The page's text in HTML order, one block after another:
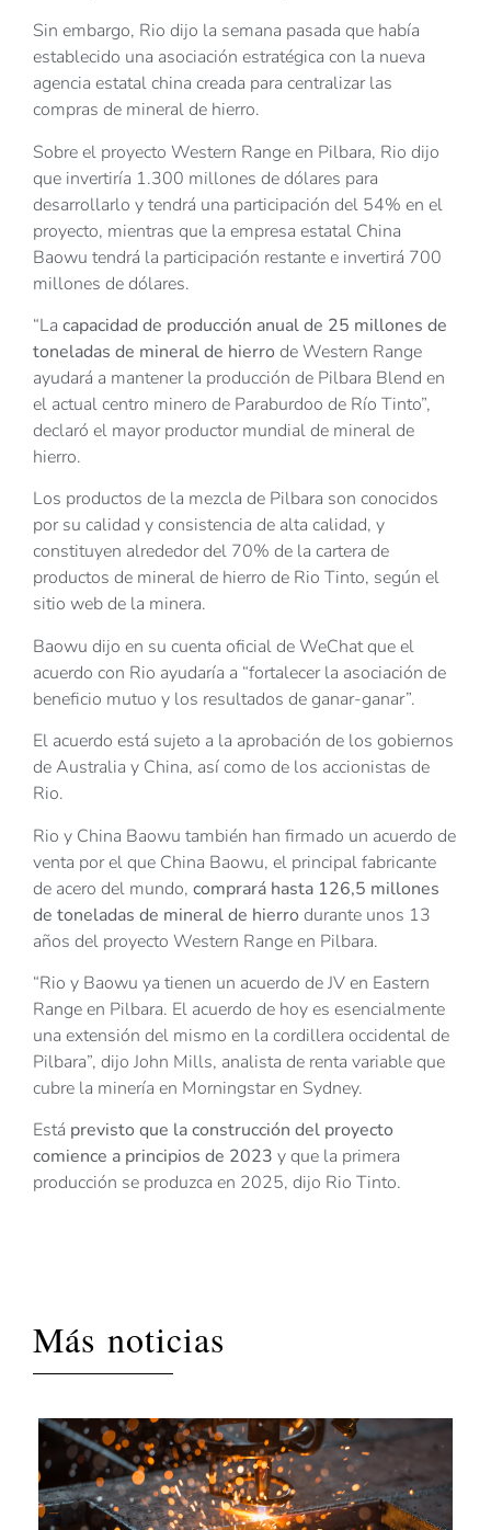
Sin embargo, Rio dijo la semana pasada que había
establecido una asociación estratégica con la nueva
agencia estatal china creada para centralizar las
compras de mineral de hierro.
Sobre el proyecto Western Range en Pilbara, Rio dijo
que invertiría 1.300 millones de dólares para
desarrollarlo y tendrá una participación del 54% en el
proyecto, mientras que la empresa estatal China
Baowu tendrá la participación restante e invertirá 700
millones de dólares.
“La capacidad de producción anual de 25 millones de
toneladas de mineral de hierro de Western Range
ayudará a mantener la producción de Pilbara Blend en
el actual centro minero de Paraburdoo de Río Tinto”,
declaró el mayor productor mundial de mineral de
hierro.
Los productos de la mezcla de Pilbara son conocidos
por su calidad y consistencia de alta calidad, y
constituyen alrededor del 70% de la cartera de
productos de mineral de hierro de Rio Tinto, según el
sitio web de la minera.
Baowu dijo en su cuenta oficial de WeChat que el
acuerdo con Rio ayudaría a “fortalecer la asociación de
beneficio mutuo y los resultados de ganar-ganar”.
El acuerdo está sujeto a la aprobación de los gobiernos
de Australia y China, así como de los accionistas de
Rio.
Rio y China Baowu también han firmado un acuerdo de
venta por el que China Baowu, el principal fabricante
de acero del mundo, comprará hasta 126,5 millones
de toneladas de mineral de hierro durante unos 13
años del proyecto Western Range en Pilbara.
“Rio y Baowu ya tienen un acuerdo de JV en Eastern
Range en Pilbara. El acuerdo de hoy es esencialmente
una extensión del mismo en la cordillera occidental de
Pilbara”, dijo John Mills, analista de renta variable que
cubre la minería en Morningstar en Sydney.
Está previsto que la construcción del proyecto
comience a principios de 2023 y que la primera
producción se produzca en 2025, dijo Rio Tinto.
Más noticias